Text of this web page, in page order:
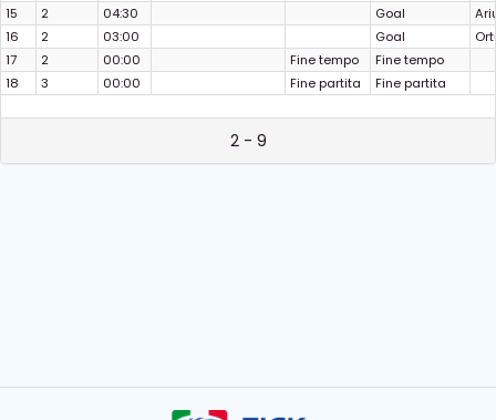
15
2 04:30 Goal
16
2 03:00 Goal
17
2 00:00 Fine tempo
Fine tempo
18
3 00:00 Fine partita Fine partita
2 - 9